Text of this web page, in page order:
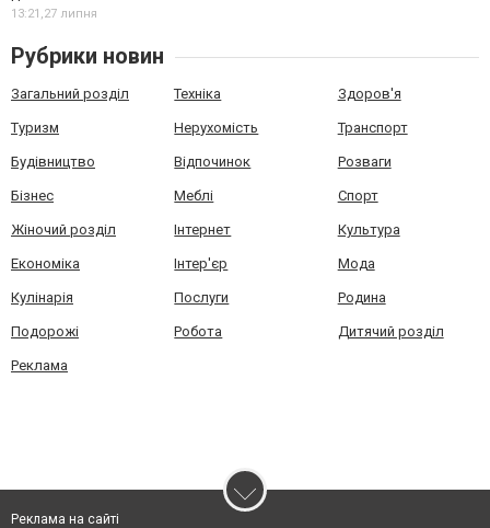
13:21,27 липня
Рубрики новин
Загальний розділ Техніка Здоров'я
Туризм Нерухомість Транспорт
Будівництво Відпочинок Розваги
Бізнес Меблі Спорт
Жіночий розділ Інтернет Культура
Економіка Інтер'єр Мода
Кулінарія Послуги Родина
Подорожі Робота Дитячий розділ
Реклама
Реклама на сайті